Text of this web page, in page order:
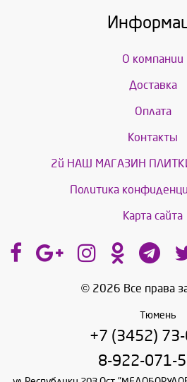
О компании
Доставка
Оплата
Контакты
2й НАШ МАГАЗИН
Политика
Карта сайта
© 2026 Все права
Тюмень
+7 (3452)
8-922-071-